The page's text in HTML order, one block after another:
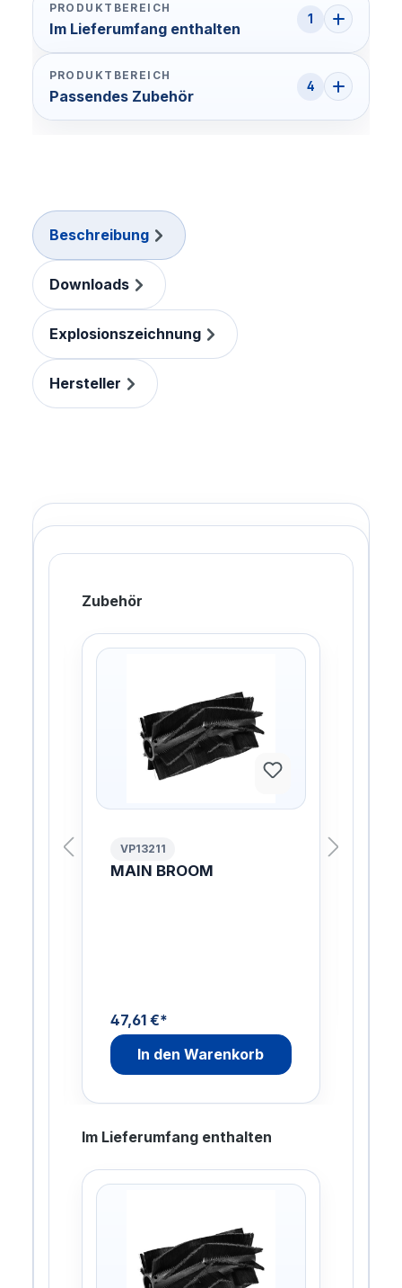
PRODUKTBEREICH
Im Lieferumfang enthalten
1
PRODUKTBEREICH
Passendes Zubehör
4
Beschreibung
Downloads
Explosionszeichnung
Hersteller
Zubehör
VP13211
MAIN BROOM
47,61 €*
In den Warenkorb
Im Lieferumfang enthalten